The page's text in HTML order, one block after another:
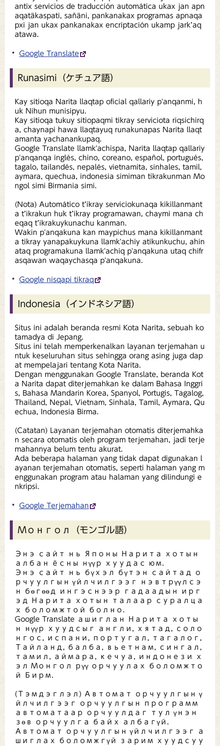
antix servicios de traducción automática ukax jan apn
aqatäkaspati, sañäni, pankanakax programas apnaqa
pxi jan ukax pankanakax encriptación ukamp jark’aq
atawa.
Google Translate
Runasimi（ケチュア語）
Kay sitioqa Narita llaqtap oficial qallariy p'anqanmi, h
uk Nihun munisipyu.
Kay sitioqa tukuy sitiopaqmi tikray serviciota riqsichirq
a, chaynapi hawa llaqtayuq runakunapas Narita llaqt
amanta yachanankupaq.
Google Translate llamk'achispa, Narita llaqtap qallariy
p'anqanqa inglés, chino, coreano, español, portugués,
tagalo, tailandés, nepalés, vietnamita, sinhales, tamil,
aymara, quechua, indonesia simiman tikrakunman Mo
ngol simi Birmania simi.
(Nota) Automático t’ikray serviciokunaqa kikillanmant
a t’ikrakun huk t’ikray programawan, chaymi mana ch
eqaq t’ikrakuykunachu kanman.
Wakin p'anqakuna kan maypichus mana kikillanmant
a tikray yanapakuykuna llamk'achiy atikunkuchu, ahin
ataq programakuna llamk'achiq p'anqakuna utaq chifr
asqawan waqaychasqa p'anqakuna.
Google nisqapi tikraq
Indonesia（インドネシア語）
Situs ini adalah beranda resmi Kota Narita, sebuah ko
tamadya di Jepang.
Situs ini telah memperkenalkan layanan terjemahan u
ntuk keseluruhan situs sehingga orang asing juga dap
at mempelajari tentang Kota Narita.
Dengan menggunakan Google Translate, beranda Kot
a Narita dapat diterjemahkan ke dalam Bahasa Inggri
s, Bahasa Mandarin Korea, Spanyol, Portugis, Tagalog,
Thailand, Nepal, Vietnam, Sinhala, Tamil, Aymara, Qu
echua, Indonesia Birma.
(Catatan) Layanan terjemahan otomatis diterjemahka
n secara otomatis oleh program terjemahan, jadi terje
mahannya belum tentu akurat.
Ada beberapa halaman yang tidak dapat digunakan l
ayanan terjemahan otomatis, seperti halaman yang m
enggunakan program atau halaman yang dilindungi e
nkripsi.
Google Terjemahan
Монгол（モンゴル語）
Энэ сайт нь Японы Нарита хотын
албан ёсны нүүр хуудас юм.
Энэ сайт нь бүхэл бүтэн сайтад о
рчуулгын үйлчилгээг нэвтрүүлсэ
н бөгөөд ингэснээр гадаадын ирг
эд Нарита хотын талаар суралца
х боломжтой болно.
Google Translate ашиглан Нарита хоты
н нүүр хуудсыг англи, хятад, соло
нгос, испани, португал, тагалог,
Тайланд, балба, вьетнам, сингал,
тамил, аймара, кечуа, индонези х
эл Монгол рүү орчуулах боломжто
й Бирм.
(Тэмдэглэл) Автомат орчуулгын ү
йлчилгээг орчуулгын программ
автоматаар орчуулдаг тул үнэн
зөв орчуулга байх албагүй.
Автомат орчуулгын үйлчилгээг а
шиглах боломжгүй зарим хуудсуу